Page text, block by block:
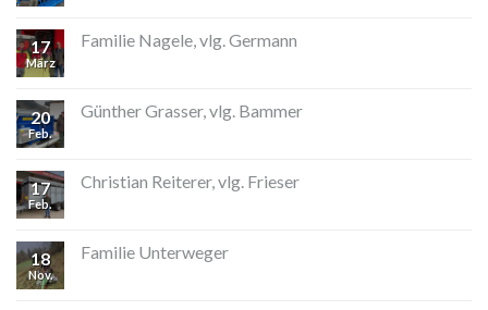
17
März
Familie Nagele, vlg. Germann
20
Feb.
Günther Grasser, vlg. Bammer
17
Feb.
Christian Reiterer, vlg. Frieser
18
Nov.
Familie Unterweger